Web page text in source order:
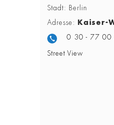
Stadt: Berlin
Adresse: Kaiser-
0 30 - 77 00
Street View